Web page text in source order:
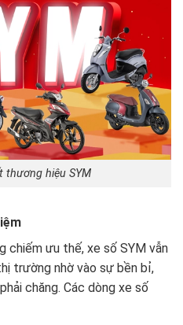
thương hiệu SYM
chiếm ưu thế, xe số SYM vẫn
trường nhờ vào sự bền bỉ,
chăng. Các dòng xe số